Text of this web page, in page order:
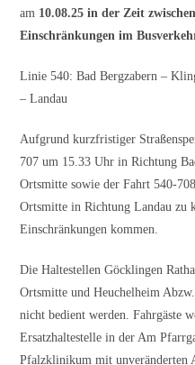
am 10.08.25 in der Zeit
Einschränkungen im
Linie 540: Bad Bergzabern –
– Landau
Aufgrund kurzfristiger
707 um 15.33 Uhr in Richtung
Ortsmitte sowie der Fahrt 540-
Ortsmitte in Richtung Landau zu
Einschränkungen kommen.
Die Haltestellen Göcklingen
Ortsmitte und Heuchelheim
nicht bedient werden. Fahrgäste
Ersatzhaltestelle in der Am
Pfalzklinikum mit unveränderten